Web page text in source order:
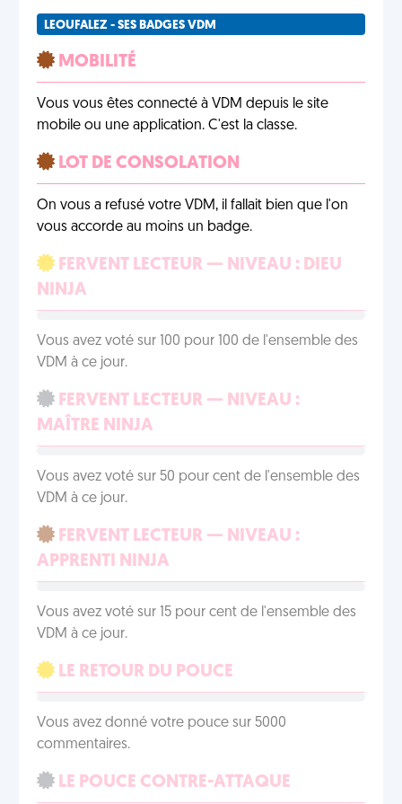
LEOUFALEZ - SES BADGES VDM
MOBILITÉ
Vous vous êtes connecté à VDM depuis le site
mobile ou une application. C'est la classe.
LOT DE CONSOLATION
On vous a refusé votre VDM, il fallait bien que l'on
vous accorde au moins un badge.
FERVENT LECTEUR — NIVEAU : DIEU
NINJA
Vous avez voté sur 100 pour 100 de l'ensemble des
VDM à ce jour.
FERVENT LECTEUR — NIVEAU :
MAÎTRE NINJA
Vous avez voté sur 50 pour cent de l'ensemble des
VDM à ce jour.
FERVENT LECTEUR — NIVEAU :
APPRENTI NINJA
Vous avez voté sur 15 pour cent de l'ensemble des
VDM à ce jour.
LE RETOUR DU POUCE
Vous avez donné votre pouce sur 5000
commentaires.
LE POUCE CONTRE-ATTAQUE